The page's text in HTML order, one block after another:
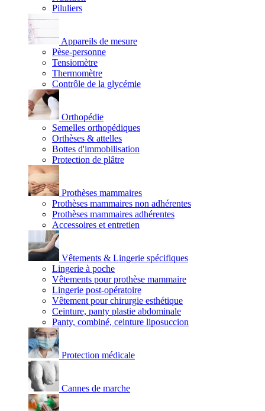
Piluliers
Appareils de mesure
Pèse-personne
Tensiomètre
Thermomètre
Contrôle de la glycémie
Orthopédie
Semelles orthopédiques
Orthèses & attelles
Bottes d'immobilisation
Protection de plâtre
Prothèses mammaires
Prothèses mammaires non adhérentes
Prothèses mammaires adhérentes
Accessoires et entretien
Vêtements & Lingerie spécifiques
Lingerie à poche
Vêtements pour prothèse mammaire
Lingerie post-opératoire
Vêtement pour chirurgie esthétique
Ceinture, panty plastie abdominale
Panty, combiné, ceinture liposuccion
Protection médicale
Cannes de marche